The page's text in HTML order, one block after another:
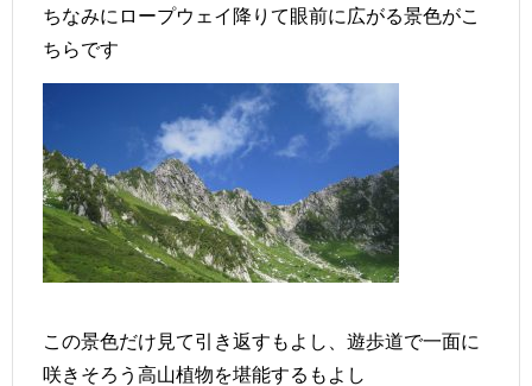
ちなみにロープウェイ降りて眼前に広がる景色がこ
ちらです
この景色だけ見て引き返すもよし、遊歩道で一面に
咲きそろう高山植物を堪能するもよし